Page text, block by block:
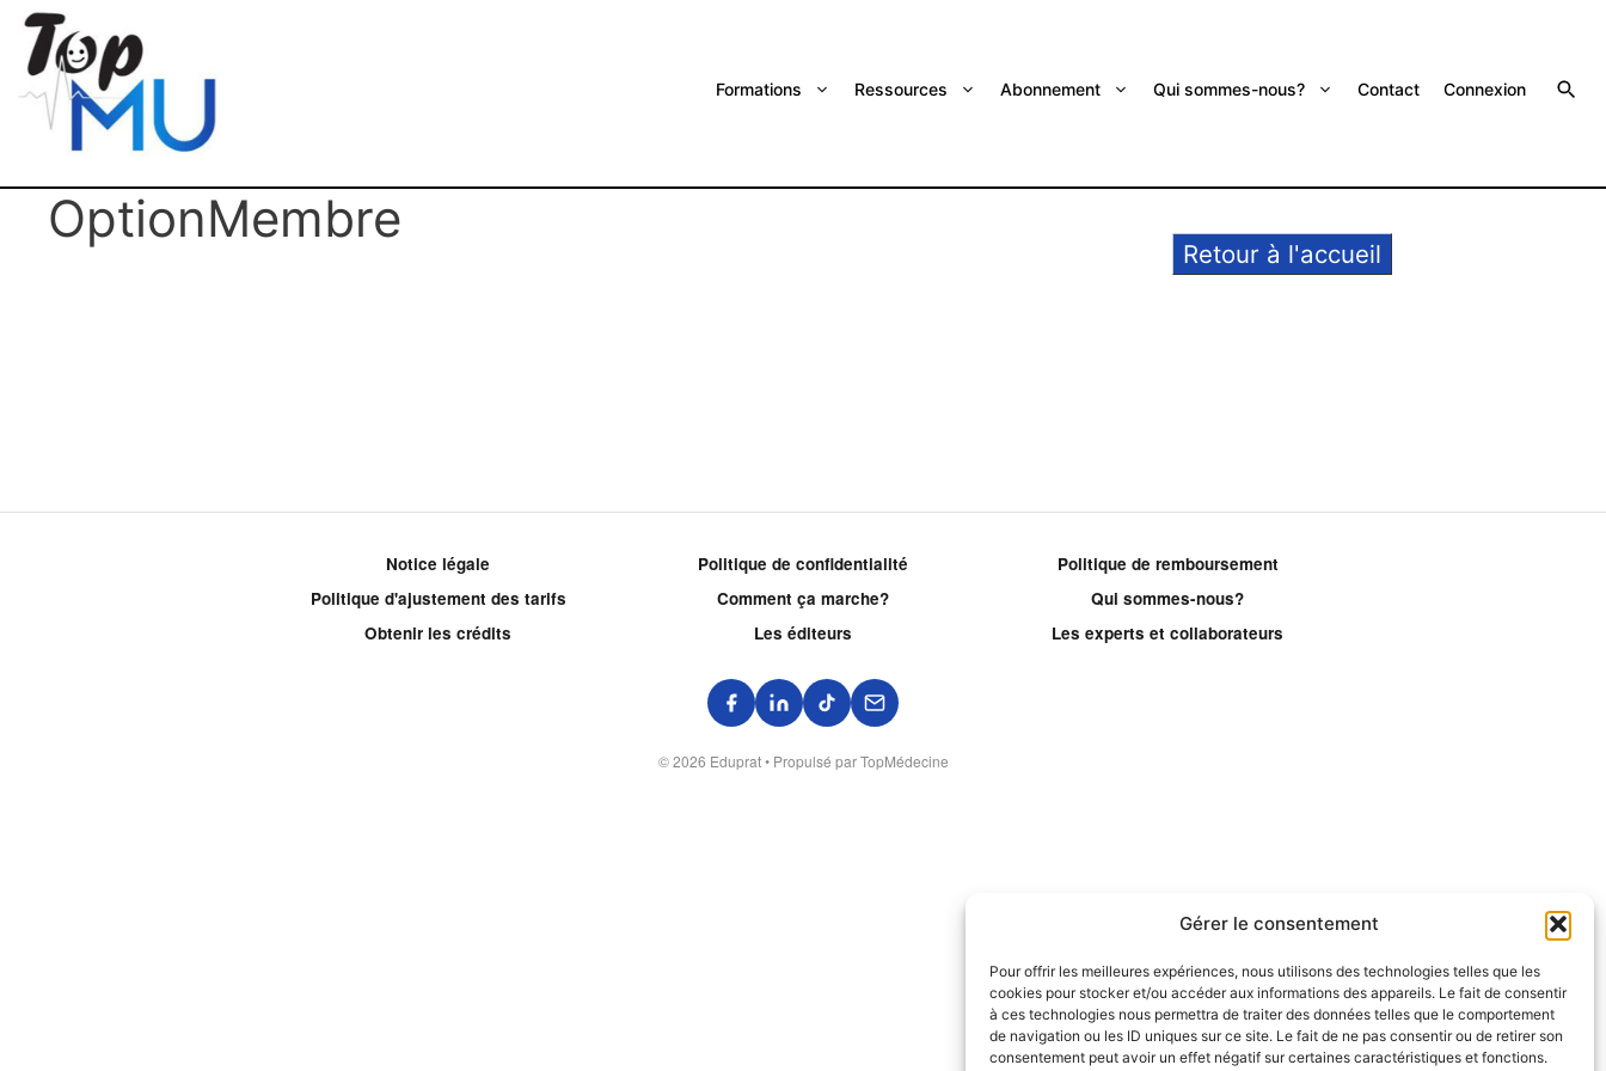
Gérer le consentement
Pour offrir les meilleures expériences, nous utilisons des technologies telles que les
cookies pour stocker et/ou accéder aux informations des appareils. Le fait de consentir
à ces technologies nous permettra de traiter des données telles que le comportement
de navigation ou les ID uniques sur ce site. Le fait de ne pas consentir ou de retirer son
consentement peut avoir un effet négatif sur certaines caractéristiques et fonctions.
Formations Ressources Abonnement Qui sommes-nous? Contact Connexion
OptionMembre
Retour à l'accueil
Notice légale Politique de confidentialité
Politique de remboursement
Politique d'ajustement des tarifs
Comment ça marche?
Qui sommes-nous?
Obtenir les crédits
Les éditeurs Les experts et collaborateurs
© 2026 Eduprat • Propulsé par TopMédecine